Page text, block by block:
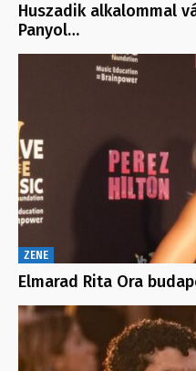
Huszadik alkalommal
Panyol…
ZENE
Elmarad Rita Ora